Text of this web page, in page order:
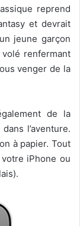
reprend
et devrait
jeune garçon
renfermant
venger de la
de la
l’aventure.
à papier. Tout
iPhone ou